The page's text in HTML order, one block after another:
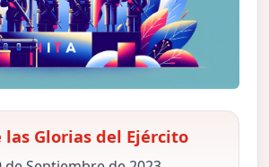
las Glorias del Ejército